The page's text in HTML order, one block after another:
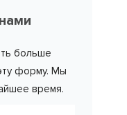
больше
форму. Мы
время.